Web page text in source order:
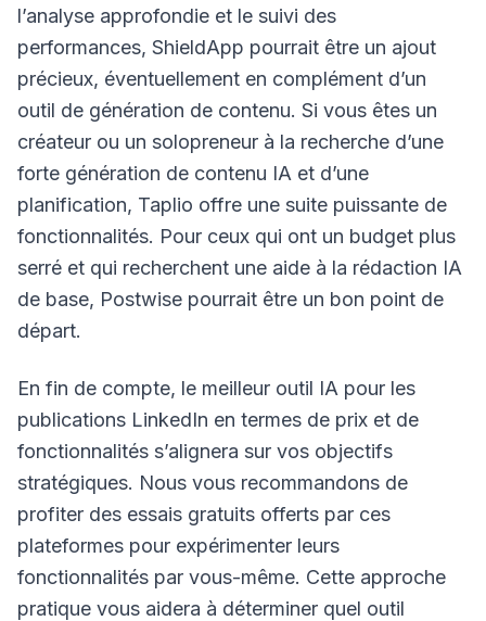
l’analyse approfondie et le suivi des
performances, ShieldApp pourrait être un ajout
précieux, éventuellement en complément d’un
outil de génération de contenu. Si vous êtes un
créateur ou un solopreneur à la recherche d’une
forte génération de contenu IA et d’une
planification, Taplio offre une suite puissante de
fonctionnalités. Pour ceux qui ont un budget plus
serré et qui recherchent une aide à la rédaction IA
de base, Postwise pourrait être un bon point de
départ.
En fin de compte, le meilleur outil IA pour les
publications LinkedIn en termes de prix et de
fonctionnalités s’alignera sur vos objectifs
stratégiques. Nous vous recommandons de
profiter des essais gratuits offerts par ces
plateformes pour expérimenter leurs
fonctionnalités par vous-même. Cette approche
pratique vous aidera à déterminer quel outil